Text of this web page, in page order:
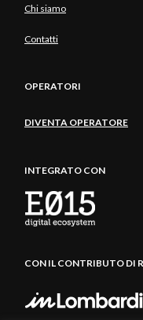
Chi siamo
Contatti
OPERATORI
DIVENTA OPERATORE
INTEGRATO CON
CON IL CONTRIBUTO DI